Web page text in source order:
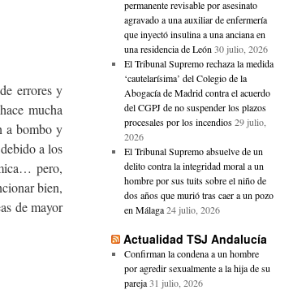
errores y
mucha
a bombo y
a los
pero,
bien,
de mayor
permanente revisable por asesinato
agravado a una auxiliar de enfermería
que inyectó insulina a una anciana en
una residencia de León 30 julio, 2026
El Tribunal Supremo rechaza la medida
‘cautelarísima’ del Colegio de la
Abogacía de Madrid contra el acuerdo
del CGPJ de no suspender los plazos
procesales por los incendios 29 julio,
2026
El Tribunal Supremo absuelve de un
delito contra la integridad moral a un
hombre por sus tuits sobre el niño de
dos años que murió tras caer a un pozo
en Málaga 24 julio, 2026
Actualidad TSJ Andalucía
Confirman la condena a un hombre
por agredir sexualmente a la hija de su
pareja 31 julio, 2026